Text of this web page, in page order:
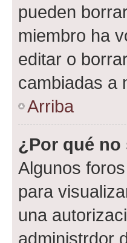
pueden
miembro ha
editar o
cambiadas a
Arriba
¿Por qué no
Algunos
para
una
administrdor